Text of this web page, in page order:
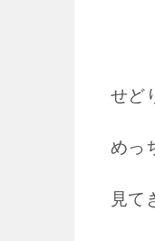
せど
めっ
見て